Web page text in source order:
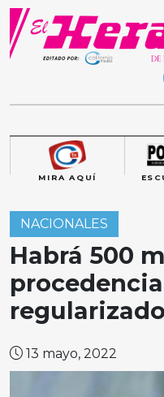
Skip
content
MIRA AQUÍ
NACIONALES
Habrá 500
13 mayo, 2022